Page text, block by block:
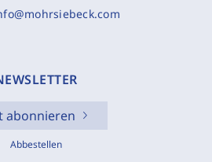
abonnieren
Abbestellen